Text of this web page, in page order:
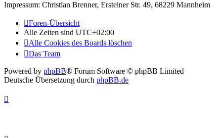
Impressum: Christian Brenner, Ersteiner Str. 49, 68229 Mannheim
Foren-Übersicht
Alle Zeiten sind UTC+02:00
Alle Cookies des Boards löschen
Das Team
Powered by phpBB® Forum Software © phpBB Limited
Deutsche Übersetzung durch phpBB.de